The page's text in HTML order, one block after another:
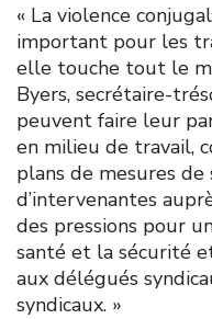
« La violence
important pour les
elle touche tout le
Byers, secrétaire-
peuvent faire leur
en milieu de travail,
plans de mesures
d’intervenantes
des pressions pour
santé et la sécurité
aux délégués
syndicaux. »